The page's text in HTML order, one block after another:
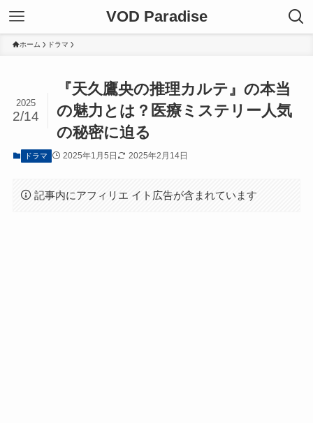
VOD Paradise
ホーム ドラマ
『天久鷹央の推理カルテ』の本当
の魅力とは？医療ミステリー人気
の秘密に迫る
2025
2/14
ドラマ 2025年1月5日 2025年2月14日
記事内にアフィリエ イト広告が含まれています